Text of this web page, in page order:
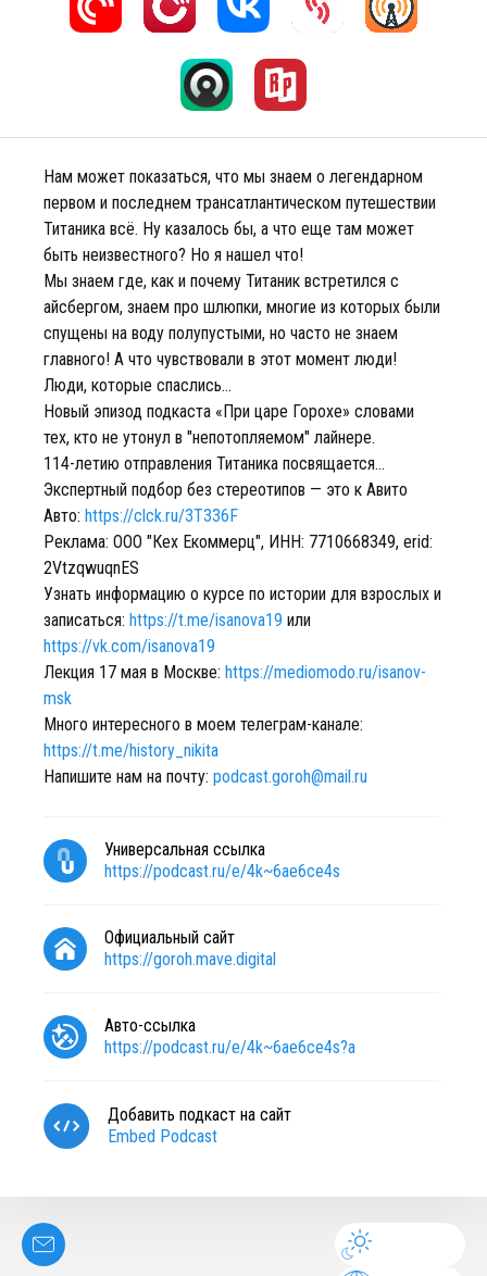
Нам может показаться, что мы знаем о легендарном
первом и последнем трансатлантическом путешествии
Титаника всё. Ну казалось бы, а что еще там может
быть неизвестного? Но я нашел что!
Мы знаем где, как и почему Титаник встретился с
айсбергом, знаем про шлюпки, многие из которых были
спущены на воду полупустыми, но часто не знаем
главного! А что чувствовали в этот момент люди!
Люди, которые спаслись...
Новый эпизод подкаста «При царе Горохе» словами
тех, кто не утонул в "непотопляемом" лайнере.
114-летию отправления Титаника посвящается...
Экспертный подбор без стереотипов — это к Авито
Авто: https://clck.ru/3T336F
Реклама: ООО "Кех Екоммерц", ИНН: 7710668349, erid:
2VtzqwuqnES
Узнать информацию о курсе по истории для взрослых и
записаться: https://t.me/isanova19 или
https://vk.com/isanova19
Лекция 17 мая в Москве: https://mediomodo.ru/isanov-
msk
Много интересного в моем телеграм-канале:
https://t.me/history_nikita
Напишите нам на почту: podcast.goroh@mail.ru
Универсальная ссылка
https://podcast.ru/e/4k~6ae6ce4s
Официальный сайт
https://goroh.mave.digital
Авто-ссылка
https://podcast.ru/e/4k~6ae6ce4s?a
Добавить подкаст на сайт
Embed Podcast